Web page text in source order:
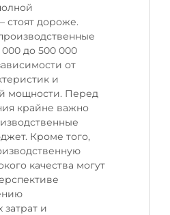
стоят дороже.
до 500 000
от
и
мощности. Перед
крайне важно
Кроме того,
качества могут
затрат и